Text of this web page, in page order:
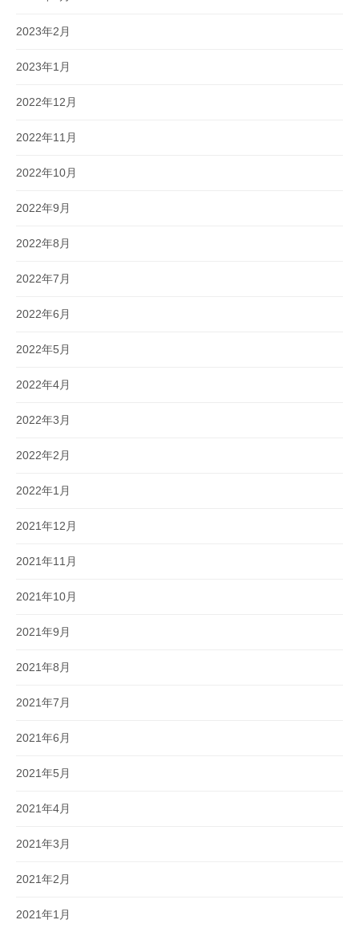
2023年2月
2023年1月
2022年12月
2022年11月
2022年10月
2022年9月
2022年8月
2022年7月
2022年6月
2022年5月
2022年4月
2022年3月
2022年2月
2022年1月
2021年12月
2021年11月
2021年10月
2021年9月
2021年8月
2021年7月
2021年6月
2021年5月
2021年4月
2021年3月
2021年2月
2021年1月